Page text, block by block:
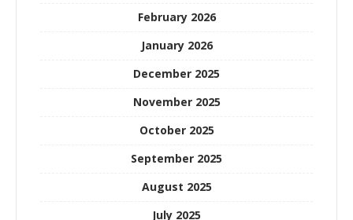
February 2026
January 2026
December 2025
November 2025
October 2025
September 2025
August 2025
July 2025